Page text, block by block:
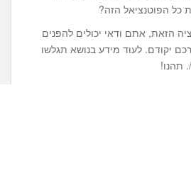
כל הפוטנציאל הזה?
הזאת, אתם ודאי יכולים להפנים
יקודם. לעוד מידע בנושא תגלשו